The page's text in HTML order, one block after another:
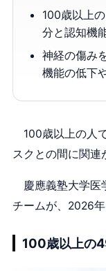
100歳以上
分と認知機
神経の傷み
機能の低下
100歳以上の人
スクとの間に関連
慶應義塾大学医
チームが、2026年
100歳以上の